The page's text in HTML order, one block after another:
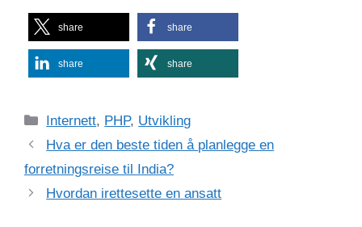
share share
share share
Kategorier
Internett, PHP, Utvikling
Hva er den beste tiden å planlegge en
forretningsreise til India?
Hvordan irettesette en ansatt